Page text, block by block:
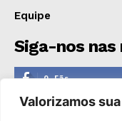
Valorizamos
Equipe
Siga-nos nas
0 Fãs
0 Seguidores